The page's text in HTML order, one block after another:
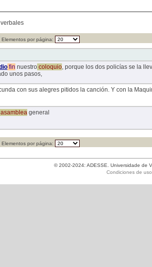
Elementos por página:
fin nuestrocoloquio, porque los dos policías se la
unos pasos,
con sus alegres pitidos la canción. Y con la
asambleageneral
Elementos por página:
© 2002-2024: ADESSE. Universidade de
Condiciones de uso